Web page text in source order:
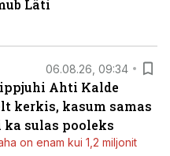
Läti
06.08.26, 09:34
Ahti Kalde
kerkis, kasum samas
sulas pooleks
on enam kui 1,2 miljonit